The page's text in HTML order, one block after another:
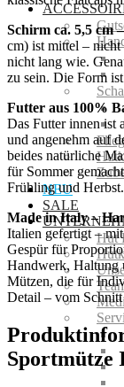
NEU
SALE
Hut
Schirm ca. 5,5 cm
cm) ist mittel – nicht
nicht lang wie.
zu sein. Die Form
Futter aus 100%
Das Futter innen ist
und angenehm auf
beides natürliche
für Sommer
Frühling und Herbst.
Made in Italy –
Italien gefertigt –
Gespür für
Handwerk, Haltung
Mützen, die für
Detail – vom
Sportmütze